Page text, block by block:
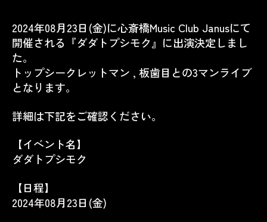
2024年08月23日(金)に心斎橋Music Club Janusにて
開催される『ダダトプシモク』に出演決定しまし
た。
トップシークレットマン , 板歯目との3マンライブ
となります。
詳細は下記をご確認ください。
【イベント名】
ダダトプシモク
【日程】
2024年08月23日(金)